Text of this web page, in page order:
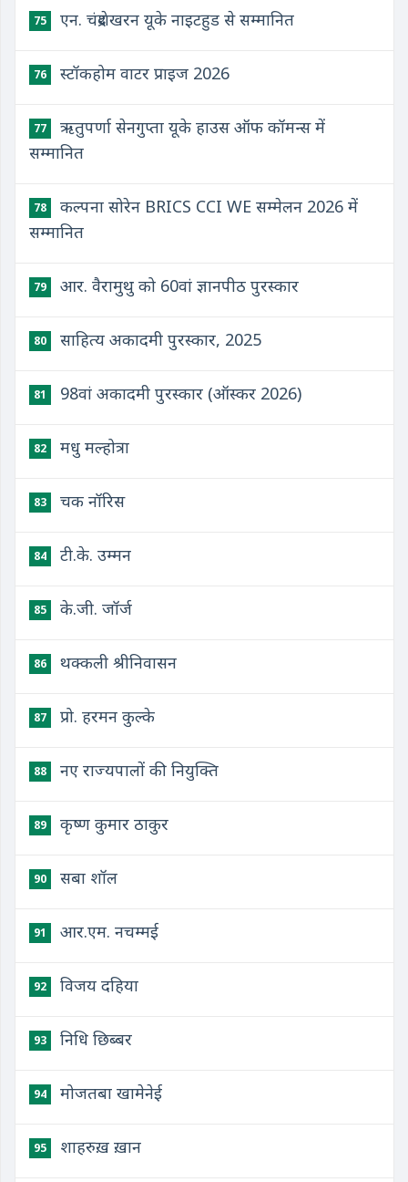
75 एन. चंद्रशेखरन यूके नाइटहुड से सम्मानित
76 स्टॉकहोम वाटर प्राइज 2026
77
ऋतुपर्णा सेनगुप्ता यूके हाउस ऑफ कॉमन्स में
सम्मानित
78
कल्पना सोरेन BRICS CCI WE सम्मेलन 2026 में
सम्मानित
79 आर. वैरामुथु को 60वां ज्ञानपीठ पुरस्कार
80 साहित्य अकादमी पुरस्कार, 2025
81 98वां अकादमी पुरस्कार (ऑस्कर 2026)
82 मधु मल्होत्रा
83 चक नॉरिस
84 टी.के. उम्मन
85 के.जी. जॉर्ज
86 थक्कली श्रीनिवासन
87 प्रो. हरमन कुल्के
88 नए राज्यपालों की नियुक्ति
89 कृष्ण कुमार ठाकुर
90 सबा शॉल
91 आर.एम. नचम्मई
92 विजय दहिया
93 निधि छिब्बर
94 मोजतबा खामेनेई
95 शाहरुख़ ख़ान